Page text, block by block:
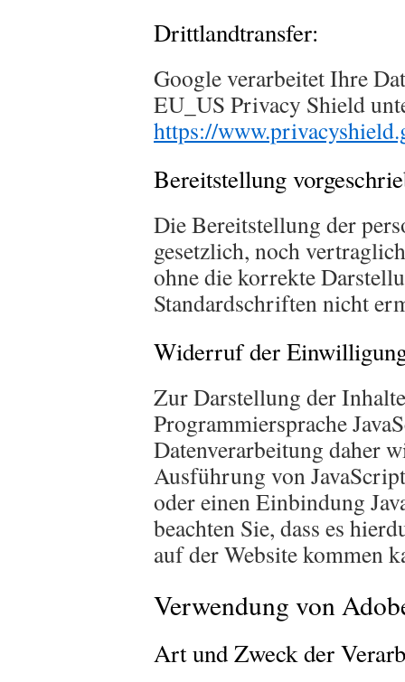
Drittlandtransfer:
Google verarbeitet Ihre
EU_US Privacy Shield
https://
Bereitstellung
Die Bereitstellung der
gesetzlich, noch
ohne die korrekte
Standardschriften nicht
Widerruf der
Zur Darstellung der
Programmiersprache
Datenverarbeitung daher
Ausführung von
oder einen Einbindung
beachten Sie, dass es
auf der Website kommen
Verwendung von
Art und Zweck der